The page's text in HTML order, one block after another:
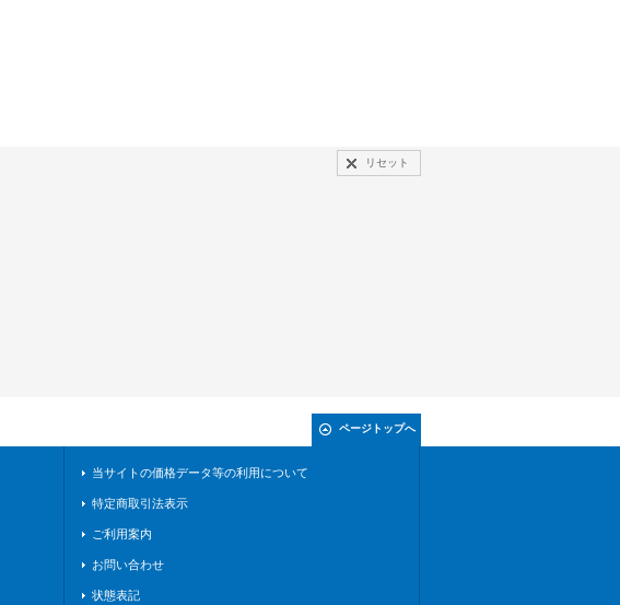
リセット
ページトップへ
当サイトの価格データ等の利用について
特定商取引法表示
ご利用案内
お問い合わせ
状態表記